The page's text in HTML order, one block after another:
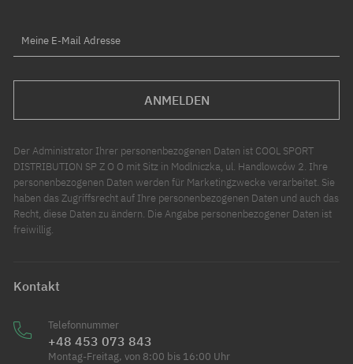
Meine E-Mail Adresse
ANMELDEN
Der Administrator Ihrer personenbezogenen Daten ist COOL SPORT
DISTRIBUTION SP Z O O mit Sitz in Modlniczka, ul. Handlowców 2. Ihre
personenbezogenen Daten werden für Marketingzwecke verarbeitet. Sie
haben das Zugriffsrecht auf Ihre personenbezogenen Daten und auch das
Recht, diese Daten zu ändern. Die Angabe personenbezogener Daten ist
freiwillig.
Kontakt
Telefonnummer
+48 453 073 843
Montag-Freitag, von 8:00 bis 16:00 Uhr